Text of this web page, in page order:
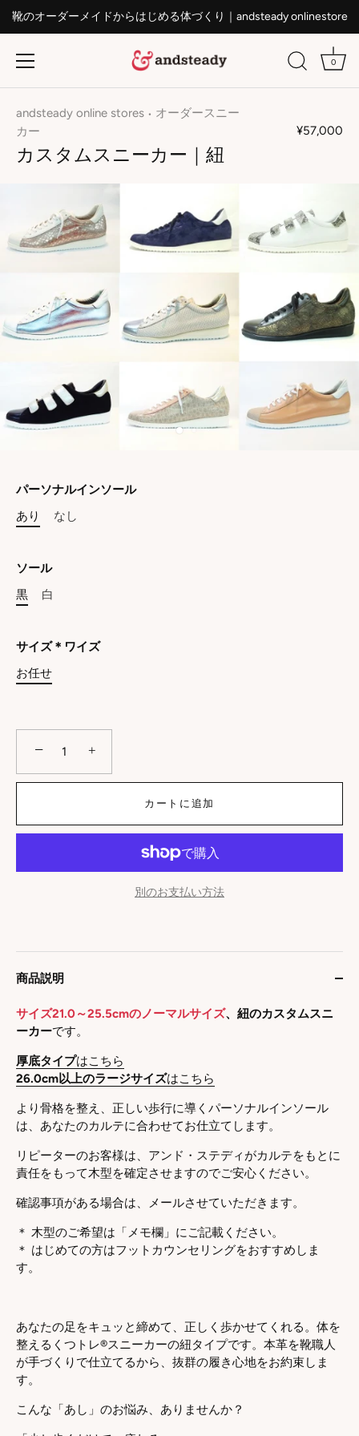
靴のオーダーメイドからはじめる体づくり｜andsteady onlinestore
0
andsteady online stores • オーダースニー
カー
¥57,000
カスタムスニーカー｜紐
パーソナルインソール
あり
なし
ソール
黒
白
サイズ＊ワイズ
お任せ
− +
カートに追加
別のお支払い方法
商品説明
サイズ21.0～25.5cmのノーマルサイズ、 紐のカスタムスニ
ーカーです。
厚底タイプはこちら
26.0cm以上のラージサイズはこちら
より骨格を整え、正しい歩行に導くパーソナルインソール
は、あなたのカルテに合わせてお仕立てします。
リピーターのお客様は、アンド・ステディがカルテをもとに
責任をもって木型を確定させますのでご安心ください。
確認事項がある場合は、メールさせていただきます。
＊ 木型のご希望は「メモ欄」にご記載ください。
＊ はじめての方はフットカウンセリングをおすすめしま
す。
あなたの足をキュッと締めて、正しく歩かせてくれる。体を
整えるくつトレ®スニーカーの紐タイプです。本革を靴職人
が手づくりで仕立てるから、抜群の履き心地をお約束しま
す。
こんな「あし」のお悩み、ありませんか？